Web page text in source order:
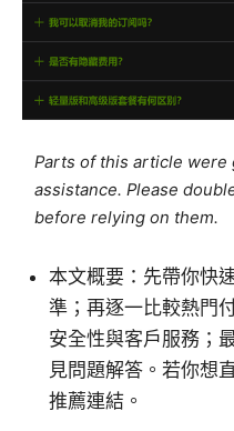
Parts of this article were
assistance. Please
before relying on them.
本文概要：先帶你快
準；再逐一比較熱門
安全性與客戶服務；
見問題解答。若你想
推薦連結。